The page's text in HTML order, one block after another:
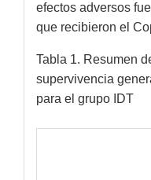
efectos adversos
que recibieron el
Tabla 1. Resumen
supervivencia
para el grupo IDT